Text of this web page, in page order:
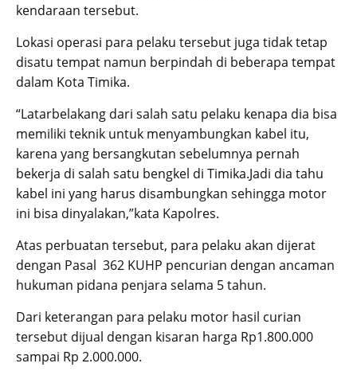
kendaraan tersebut.
Lokasi operasi para pelaku tersebut juga tidak tetap
disatu tempat namun berpindah di beberapa tempat
dalam Kota Timika.
“Latarbelakang dari salah satu pelaku kenapa dia bisa
memiliki teknik untuk menyambungkan kabel itu,
karena yang bersangkutan sebelumnya pernah
bekerja di salah satu bengkel di Timika.Jadi dia tahu
kabel ini yang harus disambungkan sehingga motor
ini bisa dinyalakan,”kata Kapolres.
Atas perbuatan tersebut, para pelaku akan dijerat
dengan Pasal 362 KUHP pencurian dengan ancaman
hukuman pidana penjara selama 5 tahun.
Dari keterangan para pelaku motor hasil curian
tersebut dijual dengan kisaran harga Rp1.800.000
sampai Rp 2.000.000.